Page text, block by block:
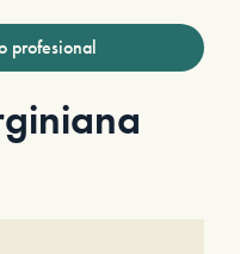
profesional